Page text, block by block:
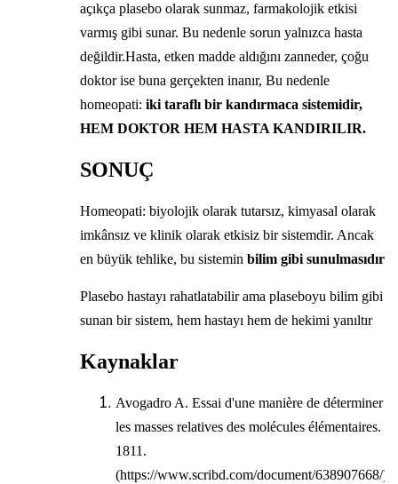
açıkça plasebo olarak sunmaz, farmakolojik etkisi
varmış gibi sunar. Bu nedenle sorun yalnızca hasta
değildir.Hasta, etken madde aldığını zanneder, çoğu
doktor ise buna gerçekten inanır, Bu nedenle
homeopati: iki taraflı bir kandırmaca sistemidir,
HEM DOKTOR HEM HASTA KANDIRILIR.
SONUÇ
Homeopati: biyolojik olarak tutarsız, kimyasal olarak
imkânsız ve klinik olarak etkisiz bir sistemdir. Ancak
en büyük tehlike, bu sistemin bilim gibi sunulmasıdır
Plasebo hastayı rahatlatabilir ama plaseboyu bilim gibi
sunan bir sistem, hem hastayı hem de hekimi yanıltır
Kaynaklar
Avogadro A. Essai d'une manière de déterminer
les masses relatives des molécules élémentaires.
1811.
(https://www.scribd.com/document/638907668/)